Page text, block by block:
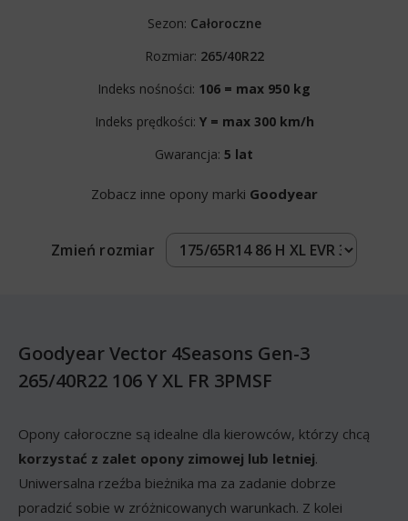
Sezon: Całoroczne
Rozmiar: 265/40R22
Indeks nośności: 106 = max 950 kg
Indeks prędkości: Y = max 300 km/h
Gwarancja: 5 lat
Zobacz inne opony marki Goodyear
Zmień rozmiar
Goodyear Vector 4Seasons Gen-3
265/40R22 106 Y XL FR 3PMSF
Opony całoroczne są idealne dla kierowców, którzy chcą
korzystać z zalet opony zimowej lub letniej.
Uniwersalna rzeźba bieżnika ma za zadanie dobrze
poradzić sobie w zróżnicowanych warunkach. Z kolei